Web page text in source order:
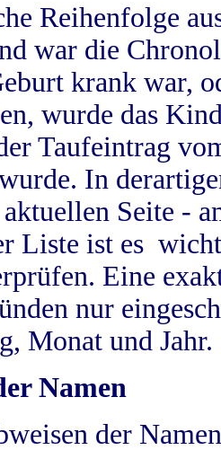
Reihenfolge
war die
krank war,
wurde das
Taufeintrag
In
Seite -
Liste ist es
Eine
nur
Monat und Jahr.
Namen
der